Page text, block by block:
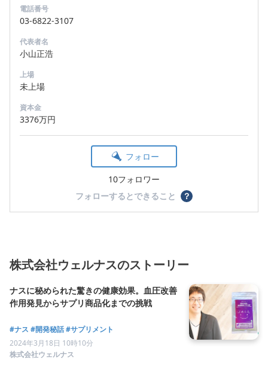
電話番号
03-6822-3107
代表者名
小山正浩
上場
未上場
資本金
3376万円
フォロー
10フォロワー
フォローするとできること
？
株式会社ウェルナスのストーリー
ナスに秘められた驚きの健康効果。血圧改善
作用発見からサプリ商品化までの挑戦
#ナス #開発秘話#サプリメント
2024年3月18日 10時10分
株式会社ウェルナス